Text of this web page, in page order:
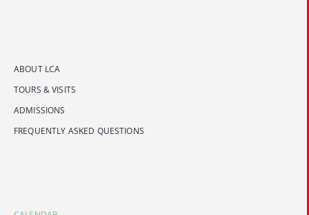
ABOUT LCA
TOURS & VISITS
ADMISSIONS
FREQUENTLY ASKED QUESTIONS